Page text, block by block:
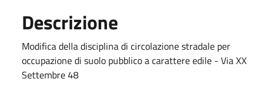
Descrizione
Modifica della disciplina di circolazione stradale per
occupazione di suolo pubblico a carattere edile - Via XX
Settembre 48